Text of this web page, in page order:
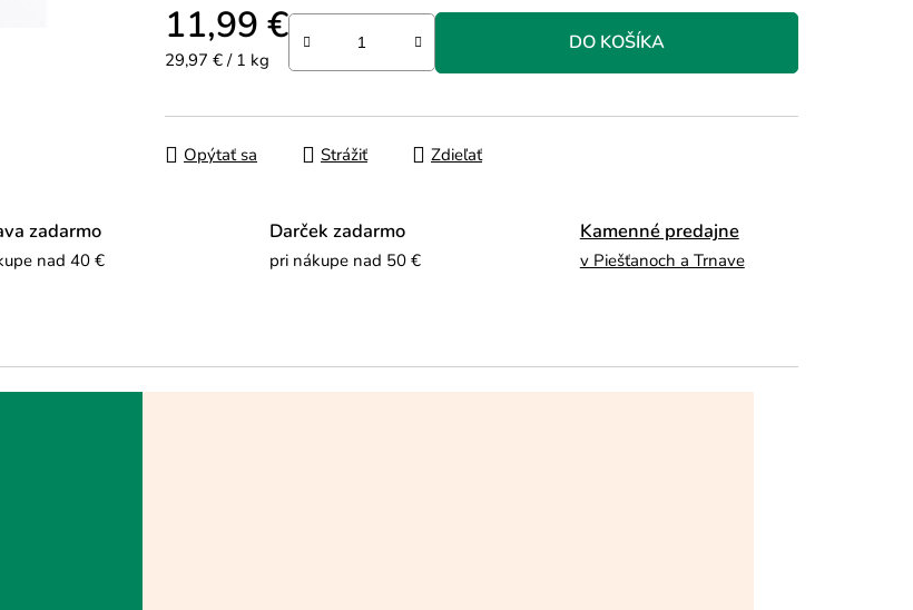
11,99 €
Jednotková cena:
29,97 € / 1 kg
DO KOŠÍKA
Opýtať sa Strážiť Zdieľať
zadarmo
nad 40 €
Darček zadarmo
pri nákupe nad 50 €
Kamenné predajne
v Piešťanoch a Trnave